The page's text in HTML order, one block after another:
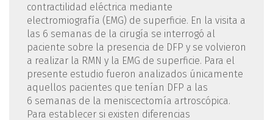
contractilidad eléctrica mediante
electromiografía (EMG) de superficie. En la visita a
las 6 semanas de la cirugía se interrogó al
paciente sobre la presencia de DFP y se volvieron
a realizar la RMN y la EMG de superficie. Para el
presente estudio fueron analizados únicamente
aquellos pacientes que tenían DFP a las
6 semanas de la meniscectomía artroscópica.
Para establecer si existen diferencias